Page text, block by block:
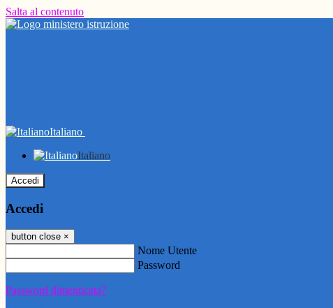
Salta al contenuto
Italiano
Italiano
Accedi
Accedi
button close ×
Nome Utente
Password
Password dimenticata?